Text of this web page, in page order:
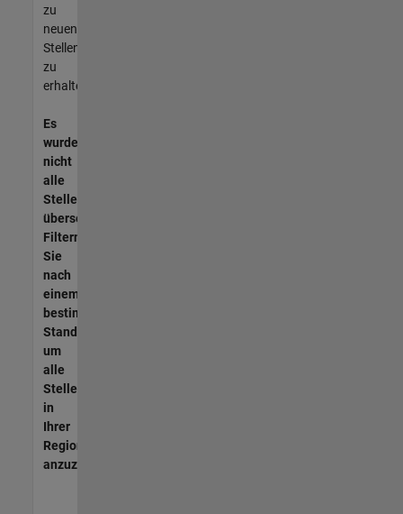
zu
neuen
Stellenangeboten
zu
erhalten.
Es
wurden
nicht
alle
Stellen
übersetzt.
Filtern
Sie
nach
einem
bestimmten
Standort,
um
alle
Stellenangebote
in
Ihrer
Region
anzuzeigen.